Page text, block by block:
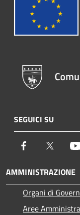
SEGUICI SU
Facebook Twitter
AMMINISTRAZIONE
Organi di
Aree